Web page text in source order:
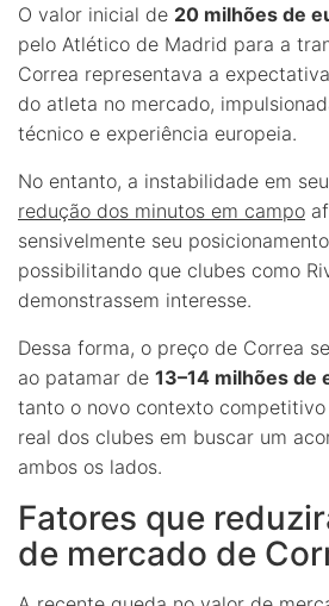
O valor inicial de 20 milhões de
pelo Atlético de Madrid para a
Correa representava a
do atleta no mercado,
técnico e experiência europeia.
No entanto, a instabilidade em
redução dos minutos em campo
sensivelmente seu
possibilitando que clubes como
demonstrassem interesse.
Dessa forma, o preço de Correa
ao patamar de 13–14 milhões de
tanto o novo contexto
real dos clubes em buscar um
ambos os lados.
Fatores que
de mercado de